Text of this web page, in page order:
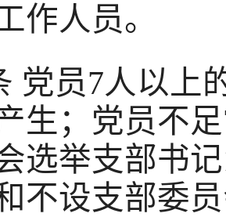
作人员。
党员7人以上
生；党员不
选举支部书
不设支部委